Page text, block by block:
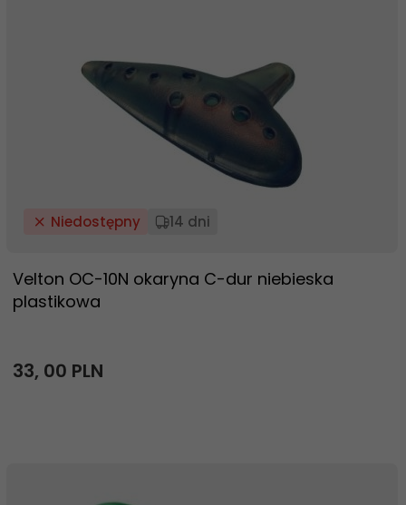
Niedostępny 14 dni
Velton OC-10N okaryna C-dur niebieska
plastikowa
33, 00 PLN